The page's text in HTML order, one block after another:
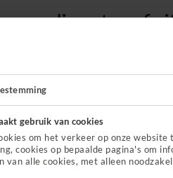
gebruik van cookies
om het verkeer op onze
cookies op bepaalde pagina's om
van alle cookies, met alleen
een lig-, sta- of
niet meer goed
van je arts nodig. De
specialist. En soms heb
of zitorthese